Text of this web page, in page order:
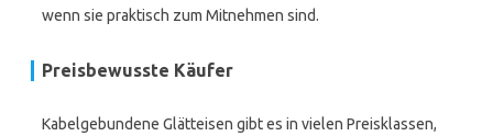
wenn sie praktisch zum Mitnehmen sind.
Preisbewusste Käufer
Kabelgebundene Glätteisen gibt es in vielen Preisklassen,